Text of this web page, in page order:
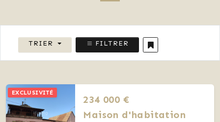
TRIER FILTRER
EXCLUSIVITÉ
234 000 €
Maison d'habitation